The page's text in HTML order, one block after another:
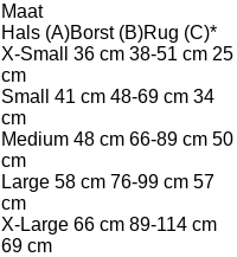
Maat
Hals (A)Borst (B)Rug (C)*
X-Small 36 cm 38-51 cm 25
cm
Small 41 cm 48-69 cm 34
cm
Medium 48 cm 66-89 cm 50
cm
Large 58 cm 76-99 cm 57
cm
X-Large 66 cm 89-114 cm
69 cm